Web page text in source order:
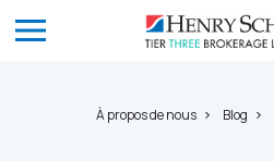
À propos de nous Blog